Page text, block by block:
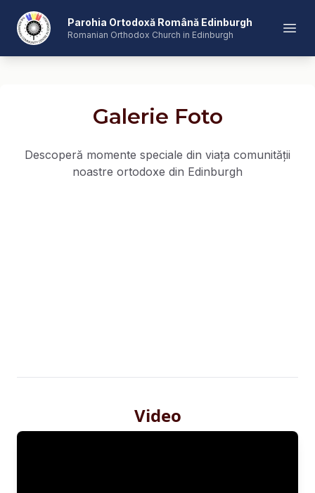
Romanian Orthodox Church in Edinburgh
Parohia Ortodoxă Română Edinburgh
Romanian Orthodox Church in Edinburgh
Galerie Foto
Descoperă momente speciale din viața comunității
noastre ortodoxe din Edinburgh
Video